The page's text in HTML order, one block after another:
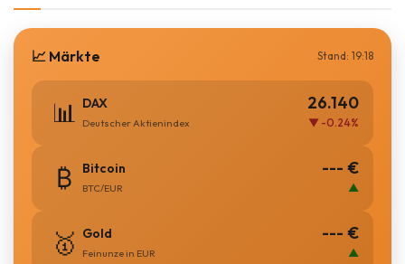
📈 Märkte Stand: 19:18
📊 DAX
Deutscher Aktienindex
26.140
▼ -0.24%
₿ Bitcoin
BTC/EUR
--- €
▲
🥇 Gold
Feinunze in EUR
--- €
▲